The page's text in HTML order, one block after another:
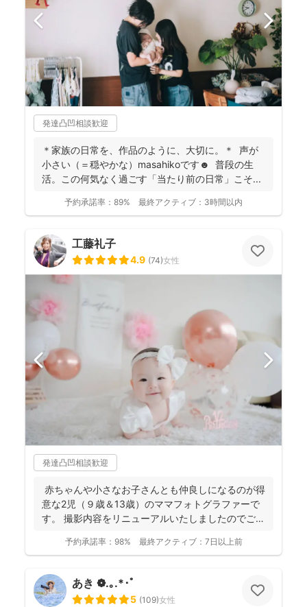
発達凸凹相談歓迎
＊家族の日常を、作品のように、大切に。＊ 声が
小さい（＝穏やかな）masahikoです☻ 普段の生
活。この何気なく過ごす「当たり前の日常」こそ...
予約承諾率： 89% 最終アクティブ： 3時間以内
工藤礼子
4.9 (74)女性
発達凸凹相談歓迎
赤ちゃんや小さなお子さんとも仲良しになるのが得
意な2児（９歳＆13歳）のママフォトグラファーで
す。 撮影内容をリニューアルいたしましたのでご案
予約承諾率： 98% 最終アクティブ： 7日以上前
あき ❁.｡.*･ﾟ
5 (109)女性